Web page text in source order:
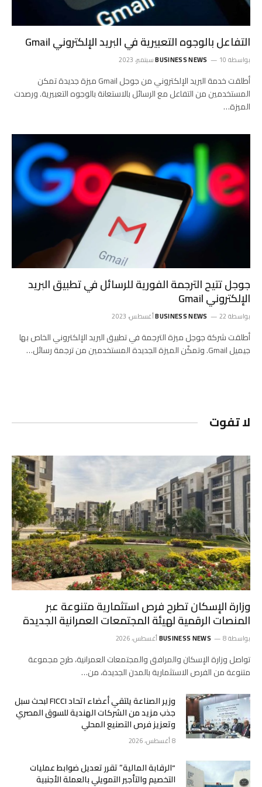
التفاعل بالوجوه التعبيرية في البريد الإلكتروني Gmail
بواسطة BUSINESS NEWS 10 سبتمبر، 2023
أطلقت خدمة البريد الإلكتروني من جوجل Gmail ميزة جديدة تمكن
المستخدمين من التفاعل مع الرسائل بالاستعانة بالوجوه التعبيرية. ورصدت
الميزة…
جوجل تتيح الترجمة الفورية للرسائل في تطبيق البريد
الإلكتروني Gmail
بواسطة BUSINESS NEWS 22 أغسطس، 2023
أطلقت شركة جوجل ميزة الترجمة في تطبيق البريد الإلكتروني الخاص بها
جيميل Gmail. وتمكّن الميزة الجديدة المستخدمين من ترجمة رسائل…
لا تفوت
وزارة الإسكان تطرح فرص استثمارية متنوعة عبر
المنصات الرقمية لهيئة المجتمعات العمرانية الجديدة
بواسطة BUSINESS NEWS 8 أغسطس، 2026
تواصل وزارة الإسكان والمرافق والمجتمعات العمرانية، طرح مجموعة
متنوعة من الفرص الاستثمارية بالمدن الجديدة، من…
وزير الصناعة يلتقي أعضاء اتحاد FICCI لبحث سبل
جذب مزيد من الشركات الهندية للسوق المصري
وتعزيز فرص التصنيع المحلي
8 أغسطس، 2026
“الرقابة المالية” تقرر تعديل ضوابط عمليات
التخصيم والتأجير التمويلي بالعملة الأجنبية